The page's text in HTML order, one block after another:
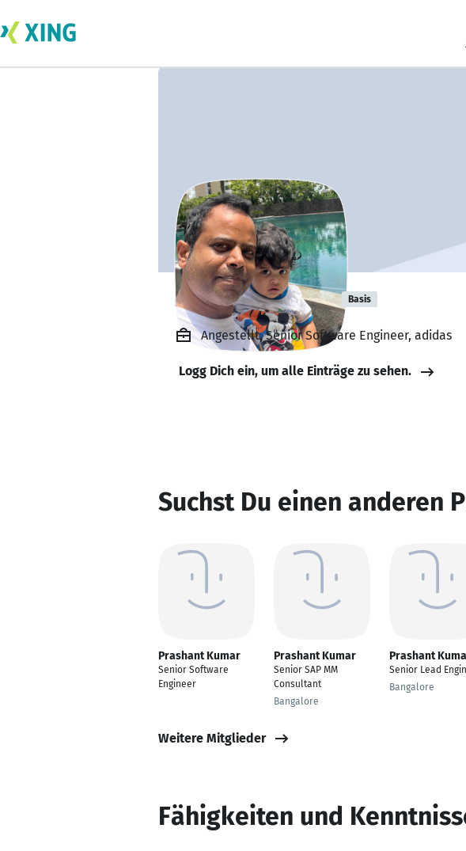
Prashant Kumar Basis
Angestellt, Senior Software Engineer, adidas
Logg Dich ein, um alle Einträge zu sehen.
Suchst Du einen anderen
Prashant Kumar
Senior Software
Engineer
Prashant Kumar
Senior SAP MM
Consultant
Bangalore
Prashant
Senior Lead
Bangalore
Weitere Mitglieder
Fähigkeiten und